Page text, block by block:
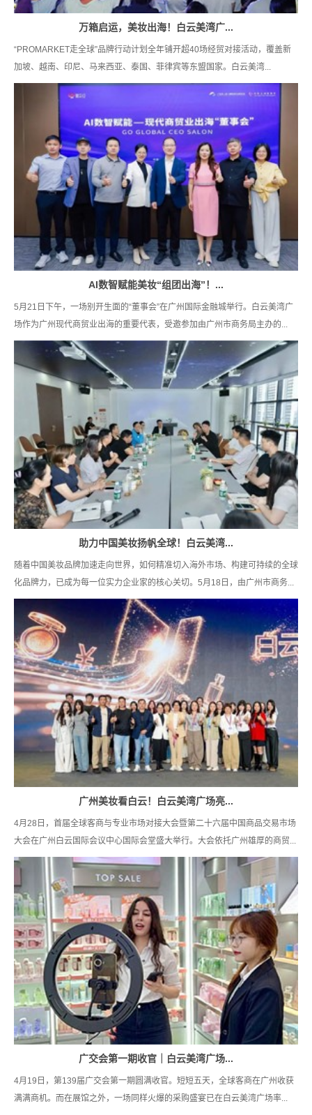
万箱启运，美妆出海！白云美湾广...
“PROMARKET走全球”品牌行动计划全年铺开超40场经贸对接活动，覆盖新
加坡、越南、印尼、马来西亚、泰国、菲律宾等东盟国家。白云美湾...
AI数智赋能美妆“组团出海”！...
5月21日下午，一场别开生面的“董事会”在广州国际金融城举行。白云美湾广
场作为广州现代商贸业出海的重要代表，受邀参加由广州市商务局主办的...
助力中国美妆扬帆全球！白云美湾...
随着中国美妆品牌加速走向世界，如何精准切入海外市场、构建可持续的全球
化品牌力，已成为每一位实力企业家的核心关切。5月18日，由广州市商务...
广州美妆看白云！白云美湾广场亮...
4月28日，首届全球客商与专业市场对接大会暨第二十六届中国商品交易市场
大会在广州白云国际会议中心国际会堂盛大举行。大会依托广州雄厚的商贸...
广交会第一期收官｜白云美湾广场...
4月19日，第139届广交会第一期圆满收官。短短五天，全球客商在广州收获
满满商机。而在展馆之外，一场同样火爆的采购盛宴已在白云美湾广场率...